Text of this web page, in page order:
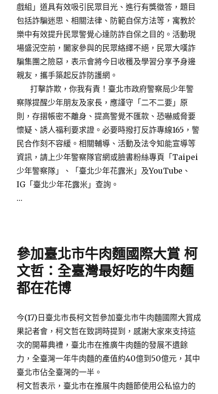
戲組」道具有效吸引民眾目光、進行有獎徵答，題目
包括詐騙迷思、相關法律、防範自保方法等，寓教於
樂中有效提升民眾警覺心達防詐自保之目的。活動現
場盛況空前，闔家參與的民眾絡繹不絕，民眾大嘆詐
騙集團之險惡，表示會將今日收穫及學習分享予身邊
親友，攜手築起反詐防護網。
打擊詐欺，你我有責！臺北市政府警察局少年警
察隊提醒少年朋友及家長，應謹守「二不二要」原
則，存摺帳密不離身、提高警覺不匯款、恐嚇威脅要
懷疑、誘人福利要求證。必要時撥打反詐專線165，警
民合作刻不容緩。相關輔導、活動及法令知能宣導等
資訊，請上少年警察隊官網或臉書粉絲專頁「Taipei
少年警察隊」、「臺北少年花露米」及YouTube、
IG「臺北少年花露米」查詢。
…
參加臺北市牛肉麵國際大賞 柯
文哲：全臺灣最好吃的牛肉麵
都在花博
今(17)日臺北市長柯文哲參加臺北市牛肉麵國際大賞成
果記者會，柯文哲在致詞時提到，感謝大家來支持這
次的開幕典禮，臺北市在推廣牛肉麵的發展不遺餘
力，全臺灣一年牛肉麵的產值約40億到50億元，其中
臺北市佔全臺灣的一半。
柯文哲表示，臺北市在推展牛肉麵節使用公私協力的